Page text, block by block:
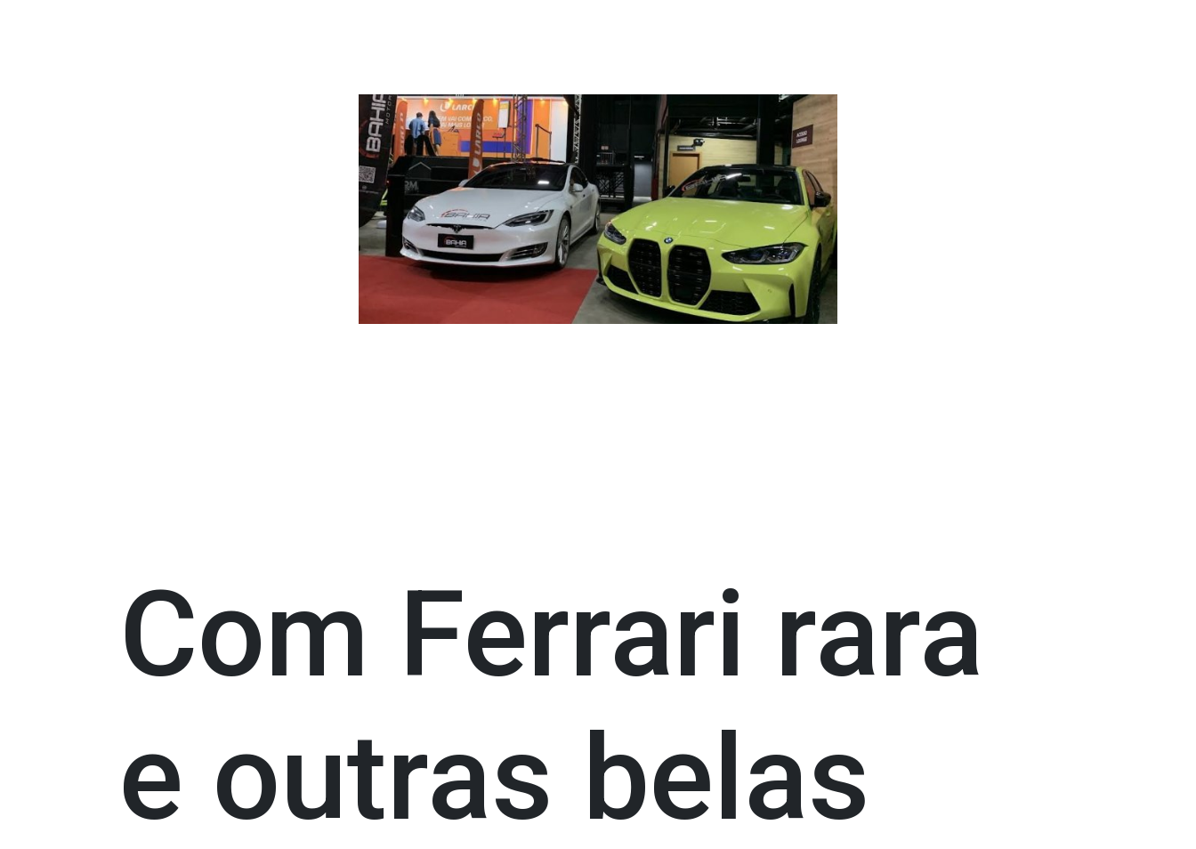
Com Ferrari rara
e outras belas